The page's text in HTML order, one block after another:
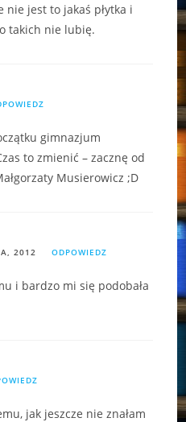
nie jest to jakaś płytka i
takich nie lubię.
gimnazjum
to zmienić – zacznę od
Musierowicz ;D
2012 ODPOWIEDZ
i bardzo mi się podobała
jak jeszcze nie znałam